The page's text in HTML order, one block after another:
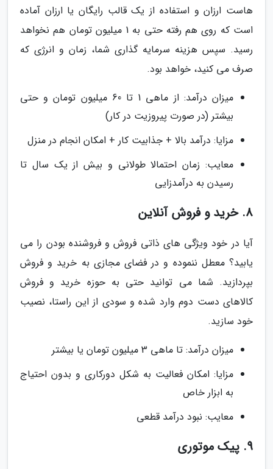
هاست ارزان و استفاده از یک قالب رایگان یا ارزان آماده
است که روی هم رفته حتی به 1 میلیون تومان هم نخواهد
رسید. سپس هزینه سرمایه گذاری شما، زمان و انرژی که
صرف می کنید، خواهد بود.
میزان درآمد: از ماهی 1 تا 60 میلیون تومان و حتی
بیشتر (در صورت پیروزیت در کار)
مزایا: درآمد بالا + جذابیت کار + امکان انجام در منزل
معایب: زمان احتمالا طولانی و بیش از یک سال تا
رسیدن به درآمدزایی
8. خرید و فروش آنلاین
آیا در خود ویژگی های ذاتی فروش و فروشنده بودن را می
یابید؟ معطل ننموده و در فضای مجازی به خرید و فروش
بپردازید. شما می توانید حتی به حوزه خرید و فروش
کالاهای دست دوم وارد شده و سودی از این راستا، نصیب
خود سازید.
میزان درآمد: تا ماهی 3 میلیون تومان یا بیشتر
مزایا: امکان فعالیت به شکل دورکاری و بدون احتیاج
به ابزار خاص
معایب: نبود درآمد قطعی
9. پیک موتوری